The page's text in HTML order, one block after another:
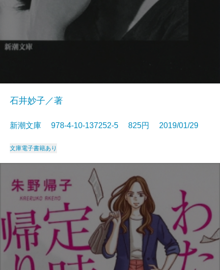
石井妙子／著
新潮文庫 978-4-10-137252-5 825円 2019/01/29
文庫電子書籍あり